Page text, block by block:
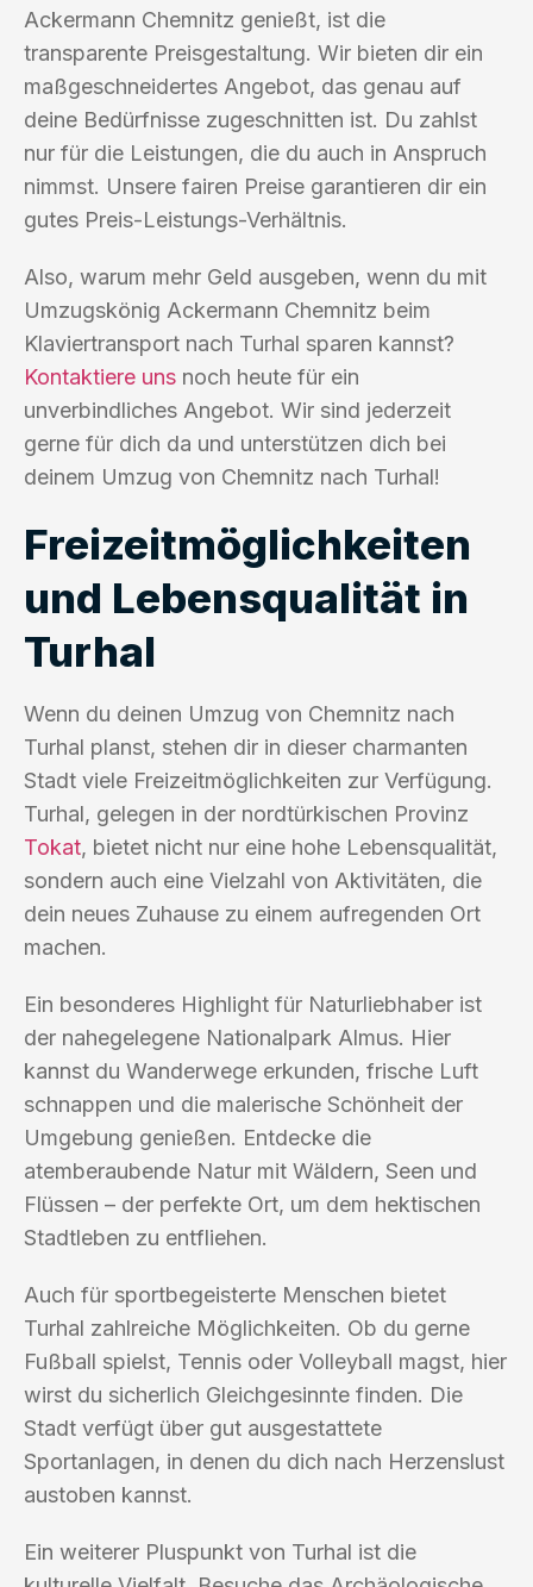
Ackermann Chemnitz genießt, ist die
transparente Preisgestaltung. Wir bieten dir ein
maßgeschneidertes Angebot, das genau auf
deine Bedürfnisse zugeschnitten ist. Du zahlst
nur für die Leistungen, die du auch in Anspruch
nimmst. Unsere fairen Preise garantieren dir ein
gutes Preis-Leistungs-Verhältnis.
Also, warum mehr Geld ausgeben, wenn du mit
Umzugskönig Ackermann Chemnitz beim
Klaviertransport nach Turhal sparen kannst?
Kontaktiere uns noch heute für ein
unverbindliches Angebot. Wir sind jederzeit
gerne für dich da und unterstützen dich bei
deinem Umzug von Chemnitz nach Turhal!
Freizeitmöglichkeiten
und Lebensqualität in
Turhal
Wenn du deinen Umzug von Chemnitz nach
Turhal planst, stehen dir in dieser charmanten
Stadt viele Freizeitmöglichkeiten zur Verfügung.
Turhal, gelegen in der nordtürkischen Provinz
Tokat, bietet nicht nur eine hohe Lebensqualität,
sondern auch eine Vielzahl von Aktivitäten, die
dein neues Zuhause zu einem aufregenden Ort
machen.
Ein besonderes Highlight für Naturliebhaber ist
der nahegelegene Nationalpark Almus. Hier
kannst du Wanderwege erkunden, frische Luft
schnappen und die malerische Schönheit der
Umgebung genießen. Entdecke die
atemberaubende Natur mit Wäldern, Seen und
Flüssen – der perfekte Ort, um dem hektischen
Stadtleben zu entfliehen.
Auch für sportbegeisterte Menschen bietet
Turhal zahlreiche Möglichkeiten. Ob du gerne
Fußball spielst, Tennis oder Volleyball magst, hier
wirst du sicherlich Gleichgesinnte finden. Die
Stadt verfügt über gut ausgestattete
Sportanlagen, in denen du dich nach Herzenslust
austoben kannst.
Ein weiterer Pluspunkt von Turhal ist die